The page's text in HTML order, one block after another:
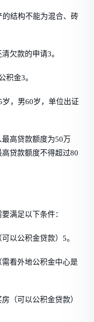
结构不能为混合、砖
欠款的申请3。
积金3。
，男60岁，单位出证
高贷款额度为50万
贷款额度不得超过80
满足以下条件：
以公积金贷款）5。
看外地公积金中心是
（可以公积金贷款）